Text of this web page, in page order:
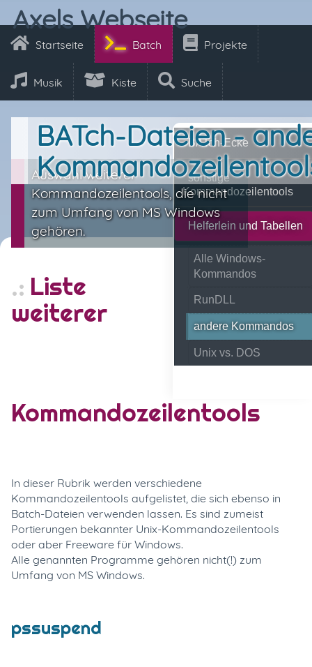
Axels Webseite
Startseite Batch Projekte
Musik Kiste Suche
BATch-Ecke
sonstige
Kommandozeilentools
Helferlein und Tabellen
Alle Windows-
Kommandos
RunDLL
andere Kommandos
Unix vs. DOS
BATch-Dateien -
Auswahl weiterer
Kommandozeilentools, die nicht
zum Umfang von MS Windows
gehören.
Liste
weiterer
Kommandozeilentools
In dieser Rubrik werden verschiedene
Kommandozeilentools aufgelistet, die sich ebenso in
Batch-Dateien verwenden lassen. Es sind zumeist
Portierungen bekannter Unix-Kommandozeilentools
oder aber Freeware für Windows.
Alle genannten Programme gehören nicht(!) zum
Umfang von MS Windows.
pssuspend